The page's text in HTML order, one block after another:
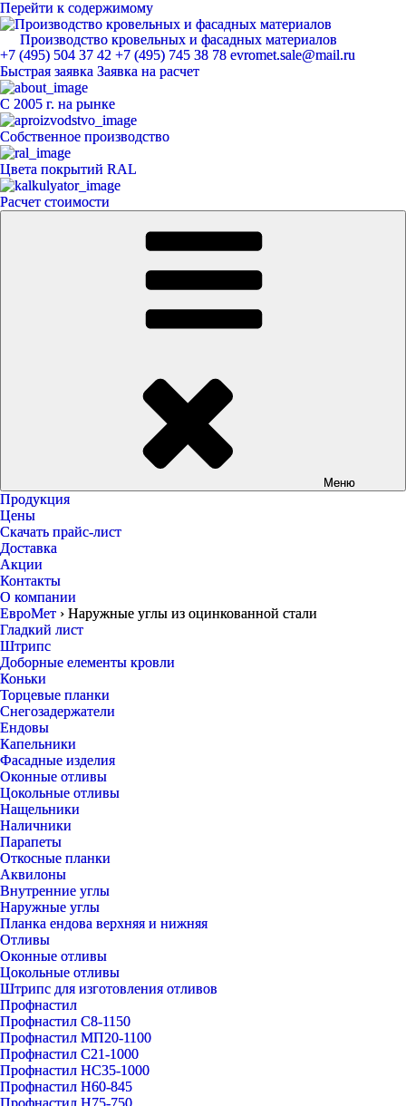
Перейти к содержимому
Производство кровельных и фасадных материалов
ЕвроМет
+7 (495) 504 37 42 +7 (495) 745 38 78 evromet.sale@mail.ru
Быстрая заявка Заявка на расчет
С 2005 г. на рынке
Собственное производство
Цвета покрытий RAL
Расчет стоимости
Меню
Продукция
Цены
Скачать прайс-лист
Доставка
Акции
Контакты
О компании
ЕвроМет › Наружные углы из оцинкованной стали
Гладкий лист
Штрипс
Доборные елементы кровли
Коньки
Торцевые планки
Снегозадержатели
Ендовы
Капельники
Фасадные изделия
Оконные отливы
Цокольные отливы
Нащельники
Наличники
Парапеты
Откосные планки
Аквилоны
Внутренние углы
Наружные углы
Планка ендова верхняя и нижняя
Отливы
Оконные отливы
Цокольные отливы
Штрипс для изготовления отливов
Профнастил
Профнастил С8-1150
Профнастил МП20-1100
Профнастил С21-1000
Профнастил НС35-1000
Профнастил Н60-845
Профнастил Н75-750